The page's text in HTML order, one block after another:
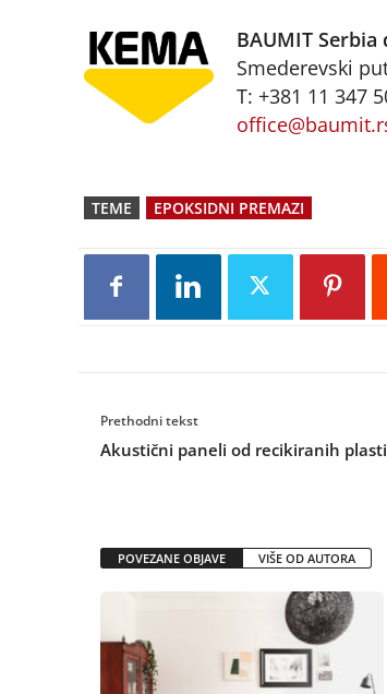
BAUMIT Serbia
Smederevski
T: +381 11 347
TEME EPOKSIDNI PREMAZI
Prethodni tekst
Akustični paneli od recikiranih
POVEZANE OBJAVE VIŠE OD AUTORA